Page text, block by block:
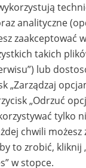
analityczne
zaakceptować
takich
lub
„Zarządzaj
„Odrzuć
tylko
chwili
to zrobić, kliknij
w stopce.